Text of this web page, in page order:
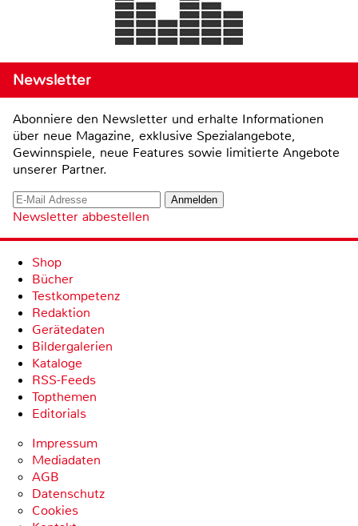
Newsletter
Abonniere den Newsletter und erhalte Informationen
über neue Magazine, exklusive Spezialangebote,
Gewinnspiele, neue Features sowie limitierte Angebote
unserer Partner.
Newsletter abbestellen
Shop
Bücher
Testkompetenz
Redaktion
Gerätedaten
Bildergalerien
Kataloge
RSS-Feeds
Topthemen
Editorials
Impressum
Mediadaten
AGB
Datenschutz
Cookies